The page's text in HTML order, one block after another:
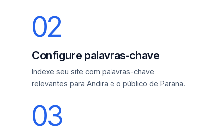
02
Configure palavras-chave
Indexe seu site com palavras-chave
relevantes para Andira e o público de Parana.
03